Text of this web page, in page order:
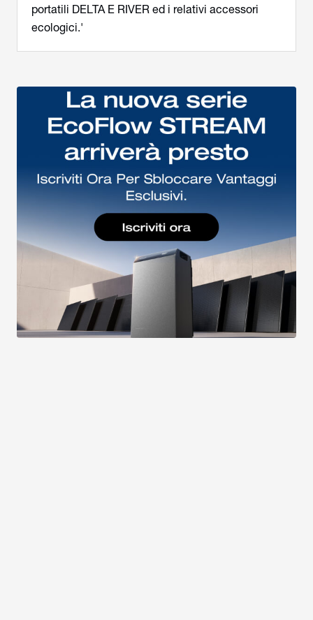
portatili DELTA E RIVER ed i relativi accessori
ecologici.'